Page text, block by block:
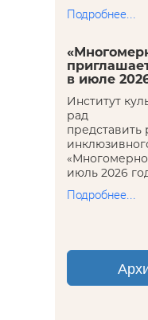
Подробнее...
в июле
Институт
рад
представить
июль 2026
Подробнее...